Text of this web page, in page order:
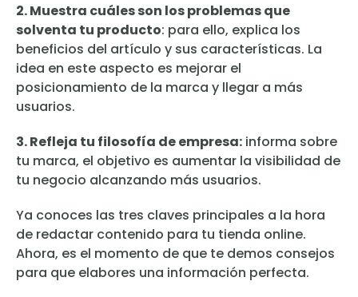
2. Muestra cuáles son los problemas que
solventa tu producto: para ello, explica los
beneficios del artículo y sus características. La
idea en este aspecto es mejorar el
posicionamiento de la marca y llegar a más
usuarios.
3. Refleja tu filosofía de empresa: informa sobre
tu marca, el objetivo es aumentar la visibilidad de
tu negocio alcanzando más usuarios.
Ya conoces las tres claves principales a la hora
de redactar contenido para tu tienda online.
Ahora, es el momento de que te demos consejos
para que elabores una información perfecta.